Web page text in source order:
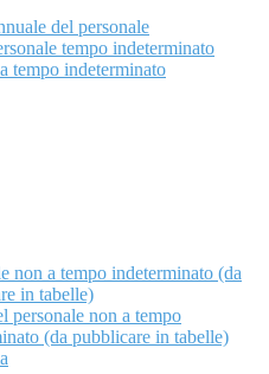
del personale
tempo indeterminato
tempo indeterminato
non a tempo indeterminato (da
in tabelle)
personale non a tempo
(da pubblicare in tabelle)